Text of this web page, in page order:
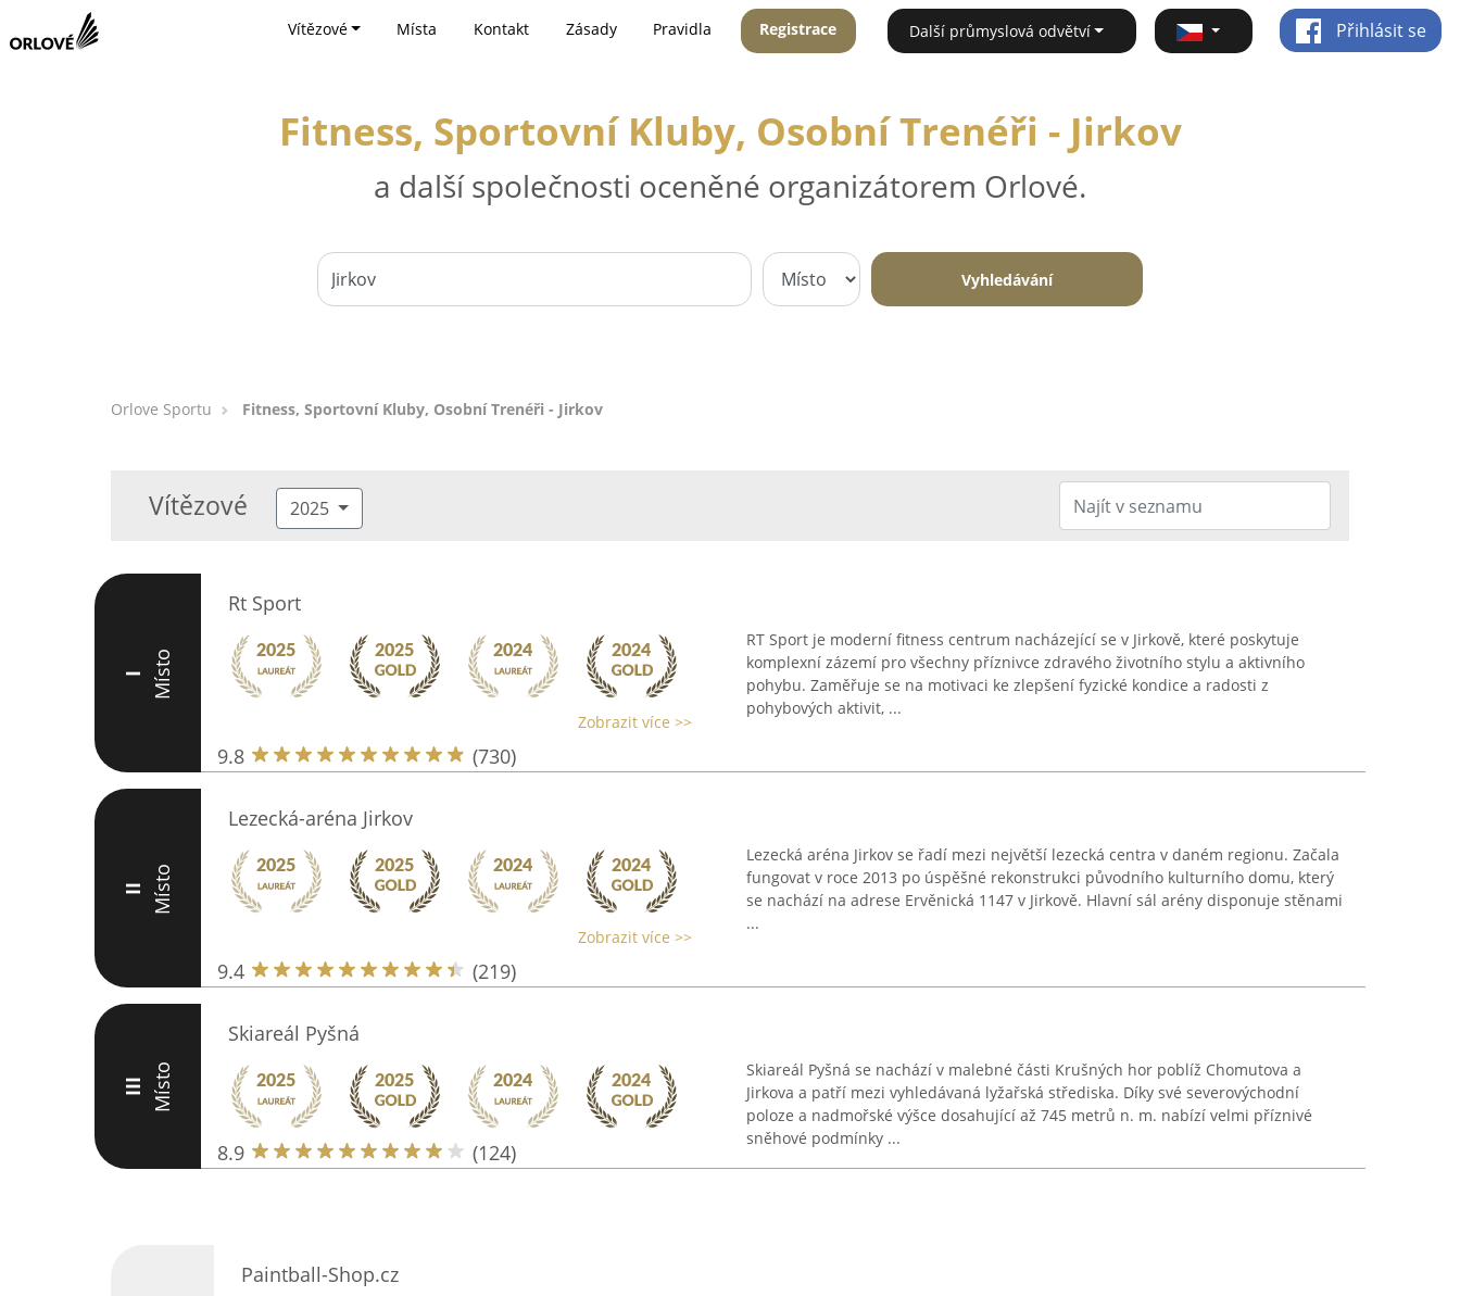
Vítězové Místa Kontakt Zásady Pravidla Registrace Další průmyslová odvětví Přihlásit se
Fitness, Sportovní Kluby, Osobní Trenéři - Jirkov
a další společnosti oceněné organizátorem Orlové.
Vyhledávání
Orlove Sportu Fitness, Sportovní Kluby, Osobní Trenéři - Jirkov
Vítězové 2025
I Místo
Rt Sport
Zobrazit více >>
9.8 (730)
RT Sport je moderní fitness centrum nacházející se v Jirkově, které poskytuje
komplexní zázemí pro všechny příznivce zdravého životního stylu a aktivního
pohybu. Zaměřuje se na motivaci ke zlepšení fyzické kondice a radosti z
pohybových aktivit, ...
II Místo
Lezecká-aréna Jirkov
Zobrazit více >>
9.4 (219)
Lezecká aréna Jirkov se řadí mezi největší lezecká centra v daném regionu. Začala
fungovat v roce 2013 po úspěšné rekonstrukci původního kulturního domu, který
se nachází na adrese Ervěnická 1147 v Jirkově. Hlavní sál arény disponuje stěnami
...
III Místo
Skiareál Pyšná
8.9 (124)
Skiareál Pyšná se nachází v malebné části Krušných hor poblíž Chomutova a
Jirkova a patří mezi vyhledávaná lyžařská střediska. Díky své severovýchodní
poloze a nadmořské výšce dosahující až 745 metrů n. m. nabízí velmi příznivé
sněhové podmínky ...
Paintball-Shop.cz